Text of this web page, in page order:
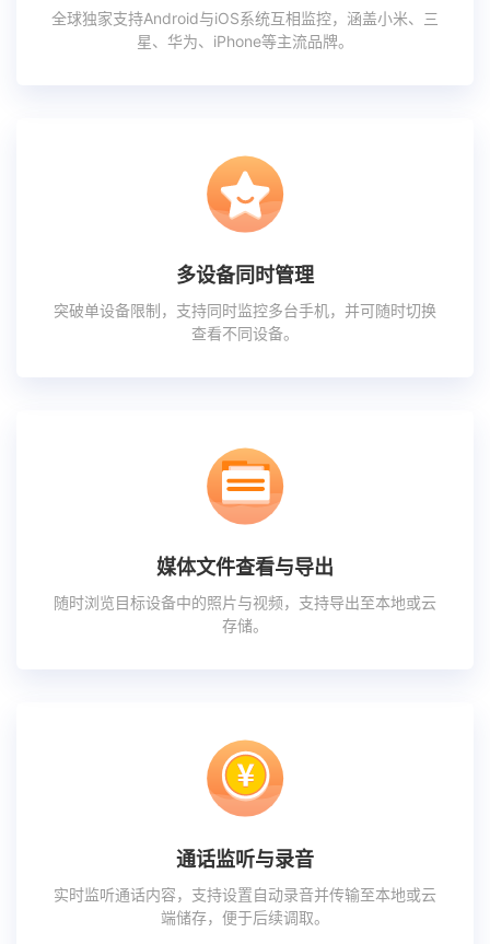
全球独家支持Android与iOS系统互相监控，涵盖小米、三
星、华为、iPhone等主流品牌。
多设备同时管理
突破单设备限制，支持同时监控多台手机，并可随时切换
查看不同设备。
媒体文件查看与导出
随时浏览目标设备中的照片与视频，支持导出至本地或云
存储。
通话监听与录音
实时监听通话内容，支持设置自动录音并传输至本地或云
端储存，便于后续调取。